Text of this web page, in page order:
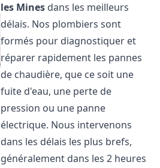
les Mines dans les meilleurs
délais. Nos plombiers sont
formés pour diagnostiquer et
réparer rapidement les pannes
de chaudière, que ce soit une
fuite d'eau, une perte de
pression ou une panne
électrique. Nous intervenons
dans les délais les plus brefs,
généralement dans les 2 heures